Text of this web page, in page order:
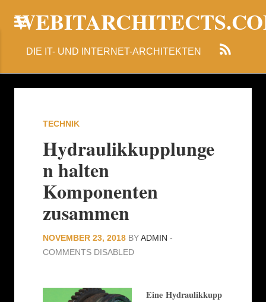
DIE IT- UND INTERNET-ARCHITEKTEN
TECHNIK
Hydraulikkupplunge
n halten
Komponenten
zusammen
NOVEMBER 23, 2018 BYADMIN -
COMMENTS DISABLED
Eine Hydraulikkupp